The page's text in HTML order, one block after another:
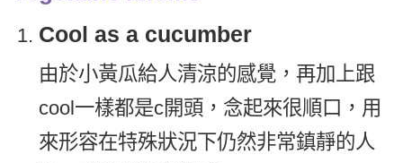
Cool as a cucumber
由於小黃瓜給人清涼的感覺，再加上跟
cool一樣都是c開頭，念起來很順口，用
來形容在特殊狀況下仍然非常鎮靜的人